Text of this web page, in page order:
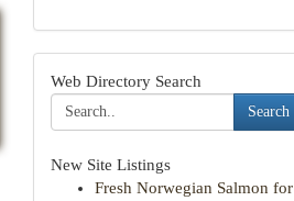
Web Directory Search
Search
New Site Listings
Fresh Norwegian Salmon for